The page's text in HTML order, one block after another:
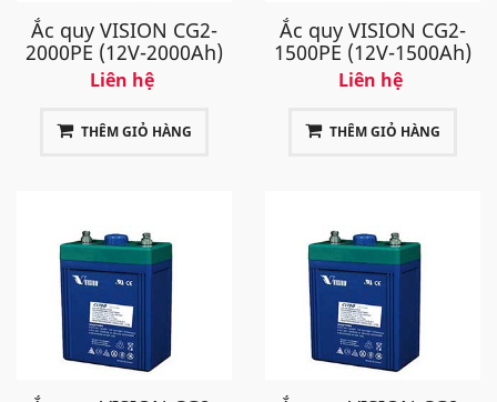
Ắc quy VISION CG2-
2000PE (12V-2000Ah)
Liên hệ
THÊM GIỎ HÀNG
Ắc quy VISION CG2-
1500PE (12V-1500Ah)
Liên hệ
THÊM GIỎ HÀNG